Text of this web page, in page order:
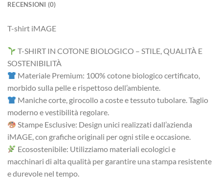
RECENSIONI (0)
T-shirt iMAGE
T-SHIRT IN COTONE BIOLOGICO – STILE, QUALITÀ E
SOSTENIBILITÀ
Materiale Premium: 100% cotone biologico certificato,
morbido sulla pelle e rispettoso dell’ambiente.
Maniche corte, girocollo a coste e tessuto tubolare. Taglio
moderno e vestibilità regolare.
Stampe Esclusive: Design unici realizzati dall’azienda
iMAGE, con grafiche originali per ogni stile e occasione.
Ecosostenibile: Utilizziamo materiali ecologici e
macchinari di alta qualità per garantire una stampa resistente
e durevole nel tempo.